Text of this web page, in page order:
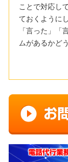
ことで対応し
ておくように
「言った」「
ムがあるかど